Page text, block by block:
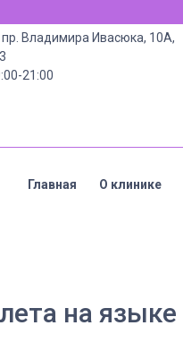
пр. Владимира Ивасюка, 10А,
21:00
Главная О клинике
на языке